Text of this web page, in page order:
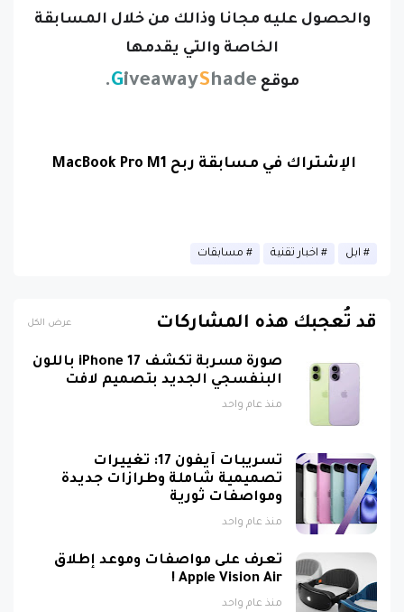
والحصول عليه مجانا وذالك من خلال المسابقة
الخاصة والتي يقدمها
موقع GiveawayShade
.
الإشتراك في مسابقة ربح MacBook Pro M1
ابل اخبار تقنية مسابقات
قد تُعجبك هذه المشاركات عرض الكل
صورة مسربة تكشف iPhone 17 باللون
البنفسجي الجديد بتصميم لافت
منذ عام واحد
تسريبات آيفون 17: تغييرات
تصميمية شاملة وطرازات جديدة
ومواصفات ثورية
منذ عام واحد
تعرف على مواصفات وموعد إطلاق
Apple Vision Air !
منذ عام واحد